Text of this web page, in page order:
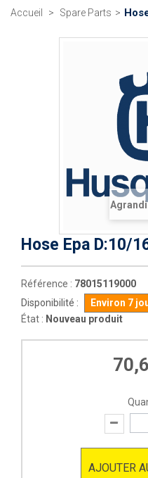
Accueil > Spare Parts >
Hose Epa D:10/
Référence : 78015119000
Disponibilité :
Environ 7
État : Nouveau produit
AJOUTER